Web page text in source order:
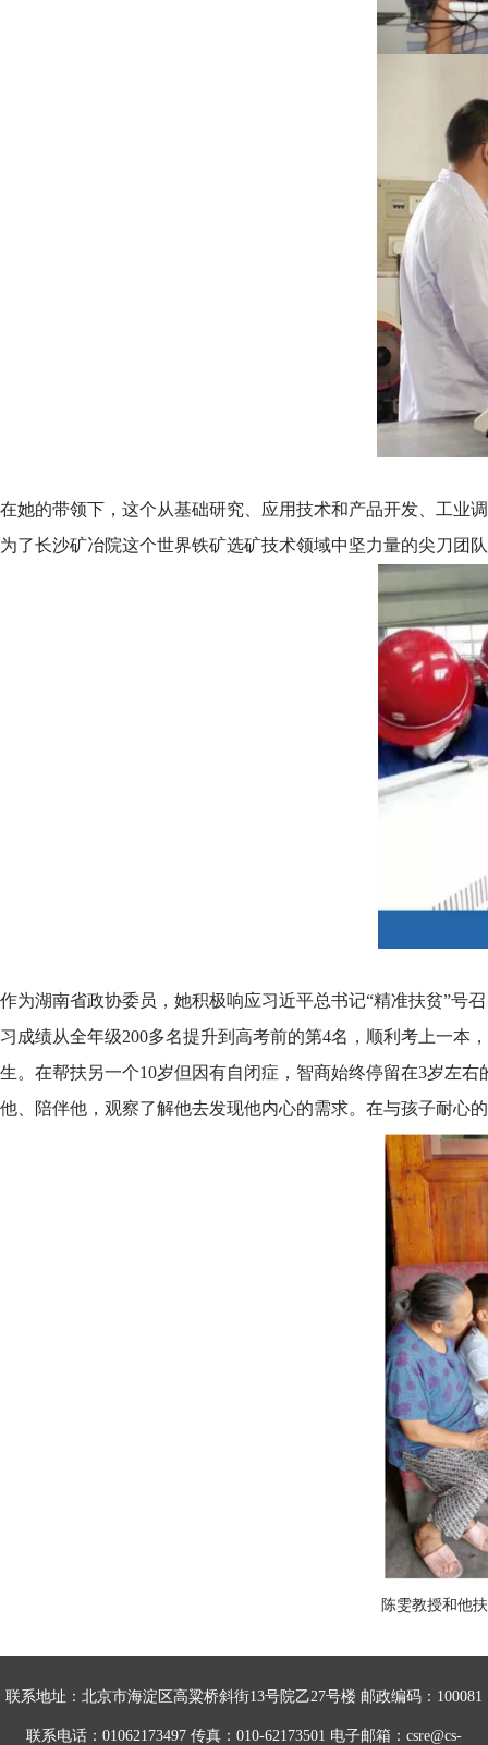
在她的带领下，这个从基础研究、应用技术和产品开发、工业
为了长沙矿冶院这个世界铁矿选矿技术领域中坚力量的尖刀团
作为湖南省政协委员，她积极响应习近平总书记“精准扶贫”号
习成绩从全年级200多名提升到高考前的第4名，顺利考上一
生。在帮扶另一个10岁但因有自闭症，智商始终停留在3岁左
他、陪伴他，观察了解他去发现他内心的需求。在与孩子耐
陈雯教授和他
联系地址：北京市海淀区高粱桥斜街13号院乙27号楼 邮政编码：100081
联系电话：01062173497 传真：010-62173501 电子邮箱：csre@cs-